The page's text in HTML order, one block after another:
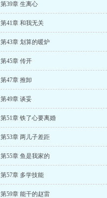
第39章 生离心
第41章 和我无关
第43章 划算的暖炉
第45章 传开
第47章 推卸
第49章 谈妥
第51章 铁了心要离婚
第53章 两儿子差距
第55章 鱼是我家的
第57章 多学技能
第59章 能干的赵雷